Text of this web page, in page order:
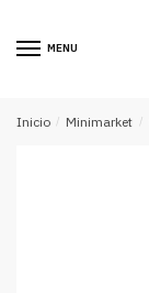
MENU
Inicio / Minimarket /